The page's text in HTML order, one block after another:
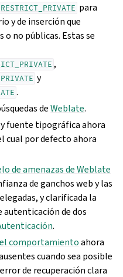
para
y de inserción que
no públicas. Estas se
,
y
.
deWeblate.
fuente tipográfica ahora
cual por defecto ahora
de amenazas de Weblate
de ganchos web y las
y clarificada la
autenticación de dos
.
comportamientoahora
cuando sea posible
de recuperación clara